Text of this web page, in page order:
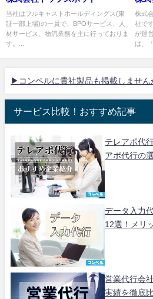
当社はフルキャストホールディングス(東
証一部上場)の一員で、BPOサービス、人
材サービス、物流業務を主に行っておりま
す。...
株式
社で
が運
は、
▶コンペルに貴社製品も掲載しません
サービス比較！おすすめ記事
テレアポ代
アポ代行の
データ入力
12選！メリ
営業代行会
実績を徹底比